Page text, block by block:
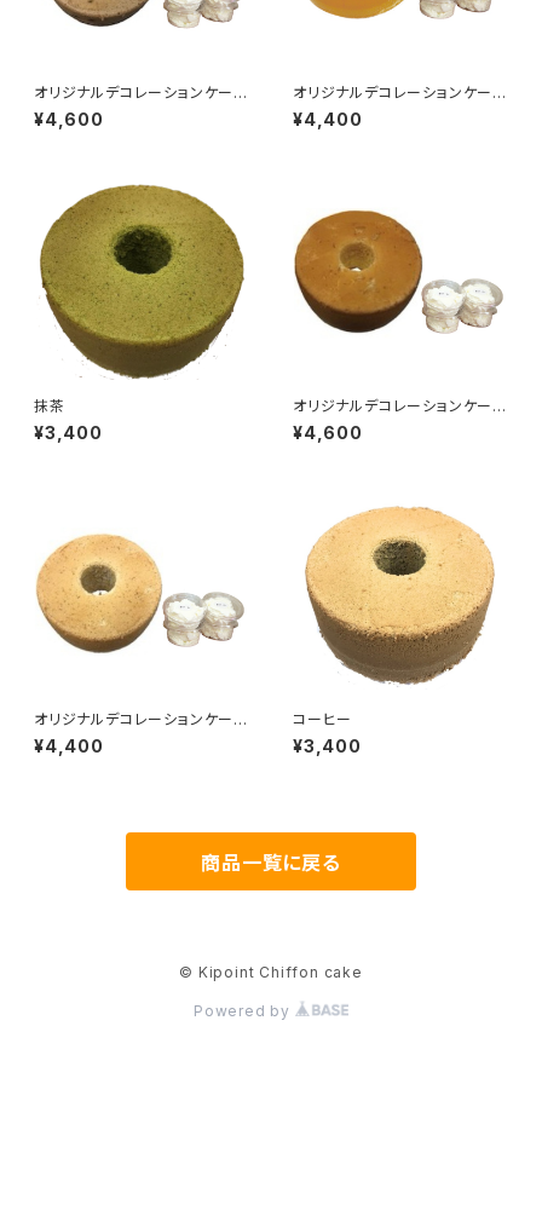
オリジナルデコレーションケーキ
セット（チョコレート）
¥4,600
オリジナルデコレーションケーキ
セット（プレーン）
¥4,400
抹茶
¥3,400
オリジナルデコレーションケーキ
セット（甘夏）
¥4,600
オリジナルデコレーションケーキ
セット（ミルクティー）
¥4,400
コーヒー
¥3,400
商品一覧に戻る
© Kipoint Chiffon cake
Powered by